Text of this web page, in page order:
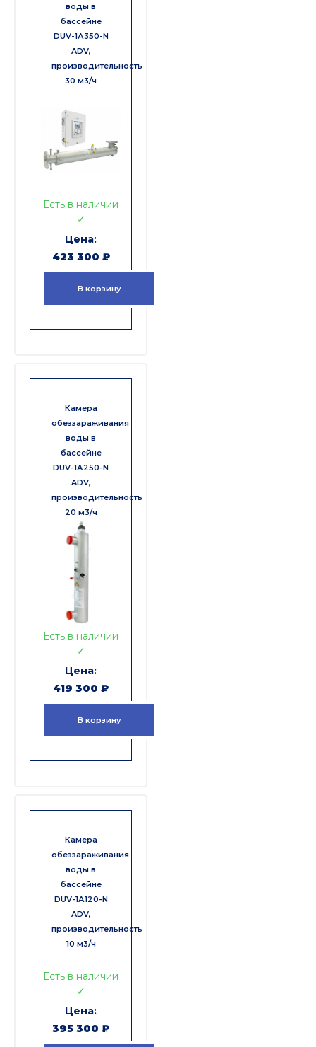
воды в
бассейне
DUV-1А350-N
ADV,
производительность
30 м3/ч
Есть в наличии
✓
423 300 ₽
В корзину
Камера
обеззараживания
воды в
бассейне
DUV-1А250-N
ADV,
производительность
20 м3/ч
Есть в наличии
✓
419 300 ₽
В корзину
Камера
обеззараживания
воды в
бассейне
DUV-1А120-N
ADV,
производительность
10 м3/ч
Есть в наличии
✓
395 300 ₽